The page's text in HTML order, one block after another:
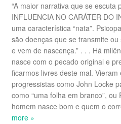
“A maior narrativa que se escuta
INFLUENCIA NO CARÁTER DO
uma característica “nata”.
são doenças que se transmite
e vem de nascença.” . . . Há
nasce com o pecado original e
ficarmos livres deste mal. Vieram
progressistas como John Locke
como “uma folha em branco”,
homem nasce bom e quem o
more »